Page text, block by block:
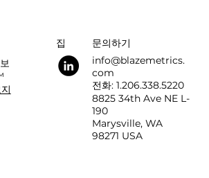
문의하기
info@blazemetrics.
com
전화: 1.206.338.5220
8825 34th Ave NE L-
190
Marysville, WA
98271 USA
집